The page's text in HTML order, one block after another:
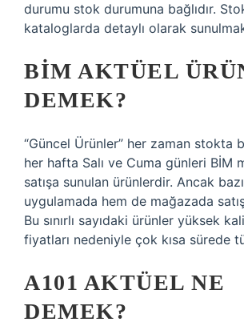
durumu stok durumuna bağlıdır.
kataloglarda detaylı olarak
BIM AKTÜEL
DEMEK?
“Güncel Ürünler” her zaman stokta
her hafta Salı ve Cuma günleri BİM
satışa sunulan ürünlerdir. Ancak
uygulamada hem de mağazada
Bu sınırlı sayıdaki ürünler yüksek
fiyatları nedeniyle çok kısa sürede
A101 AKTÜEL NE
DEMEK?